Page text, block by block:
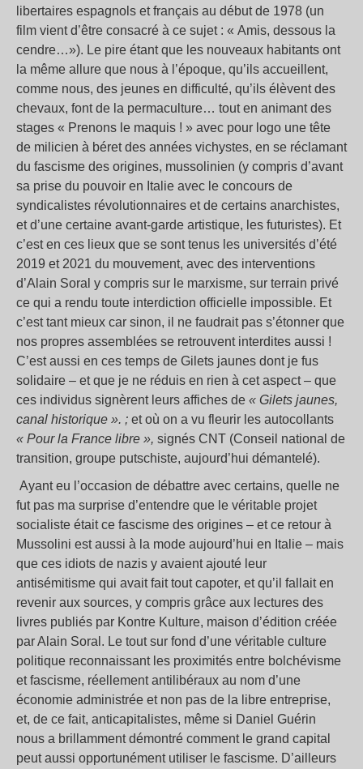
libertaires espagnols et français au début de 1978 (un
film vient d’être consacré à ce sujet : « Amis, dessous la
cendre…»). Le pire étant que les nouveaux habitants ont
la même allure que nous à l’époque, qu’ils accueillent,
comme nous, des jeunes en difficulté, qu’ils élèvent des
chevaux, font de la permaculture… tout en animant des
stages « Prenons le maquis ! » avec pour logo une tête
de milicien à béret des années vichystes, en se réclamant
du fascisme des origines, mussolinien (y compris d’avant
sa prise du pouvoir en Italie avec le concours de
syndicalistes révolutionnaires et de certains anarchistes,
et d’une certaine avant-garde artistique, les futuristes). Et
c’est en ces lieux que se sont tenus les universités d’été
2019 et 2021 du mouvement, avec des interventions
d’Alain Soral y compris sur le marxisme, sur terrain privé
ce qui a rendu toute interdiction officielle impossible. Et
c’est tant mieux car sinon, il ne faudrait pas s’étonner que
nos propres assemblées se retrouvent interdites aussi !
C’est aussi en ces temps de Gilets jaunes dont je fus
solidaire – et que je ne réduis en rien à cet aspect – que
ces individus signèrent leurs affiches de « Gilets jaunes,
canal historique ». ; et où on a vu fleurir les autocollants
« Pour la France libre », signés CNT (Conseil national de
transition, groupe putschiste, aujourd’hui démantelé).
Ayant eu l’occasion de débattre avec certains, quelle ne
fut pas ma surprise d’entendre que le véritable projet
socialiste était ce fascisme des origines – et ce retour à
Mussolini est aussi à la mode aujourd’hui en Italie – mais
que ces idiots de nazis y avaient ajouté leur
antisémitisme qui avait fait tout capoter, et qu’il fallait en
revenir aux sources, y compris grâce aux lectures des
livres publiés par Kontre Kulture, maison d’édition créée
par Alain Soral. Le tout sur fond d’une véritable culture
politique reconnaissant les proximités entre bolchévisme
et fascisme, réellement antilibéraux au nom d’une
économie administrée et non pas de la libre entreprise,
et, de ce fait, anticapitalistes, même si Daniel Guérin
nous a brillamment démontré comment le grand capital
peut aussi opportunément utiliser le fascisme. D’ailleurs